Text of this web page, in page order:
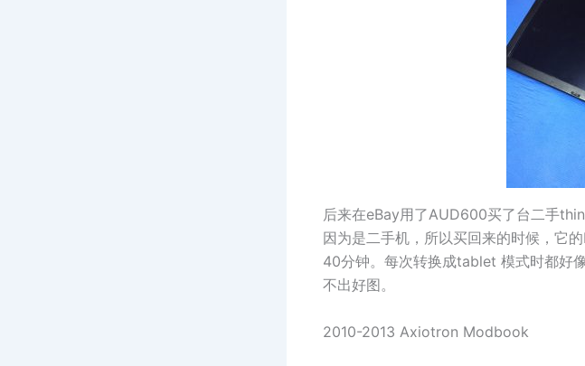
后来在eBay用了AUD600买了台二手
因为是二手机，所以买回来的时候，它
40分钟。每次转换成tablet 模式时都好
不出好图。
2010-2013 Axiotron Modbook